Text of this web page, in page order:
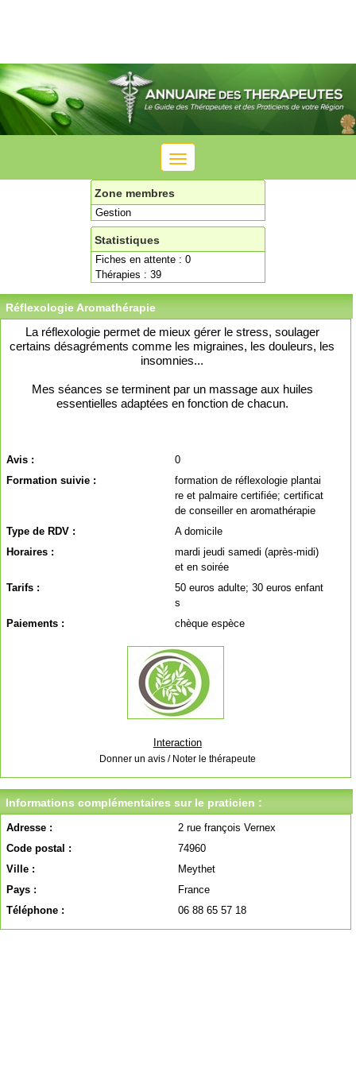
Toggle
navigation
Zone membres
Gestion
Statistiques
Fiches en attente : 0
Thérapies : 39
Réflexologie Aromathérapie
La réflexologie permet de mieux gérer le stress, soulager
certains désagréments comme les migraines, les douleurs, les
insomnies...
Mes séances se terminent par un massage aux huiles
essentielles adaptées en fonction de chacun.
Avis :
0
Formation suivie :
formation de réflexologie plantai
re et palmaire certifiée; certificat
de conseiller en aromathérapie
Type de RDV :
A domicile
Horaires :
mardi jeudi samedi (après-midi)
et en soirée
Tarifs :
50 euros adulte; 30 euros enfant
s
Paiements :
chèque espèce
Interaction
Donner un avis / Noter le thérapeute
Informations complémentaires sur le praticien :
Adresse :
2 rue françois Vernex
Code postal :
74960
Ville :
Meythet
Pays :
France
Téléphone :
06 88 65 57 18